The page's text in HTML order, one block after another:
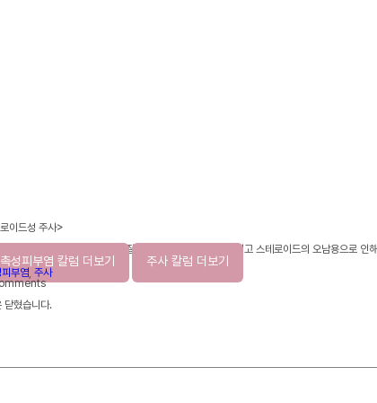
이드성 주사>
피부염, 정확한 진단과 유발 물질의 제거가 필요합니다. 그리고 스테로이드의 오남용으로
성피부염 칼럼 더보기 주사 칼럼 더보기
부염 주사
닫혔습니다.